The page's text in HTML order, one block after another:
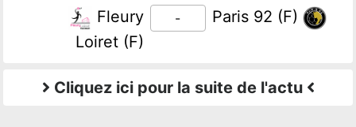
Fleury
Loiret (F)
- Paris 92 (F)
Cliquez ici pour la suite de l'actu